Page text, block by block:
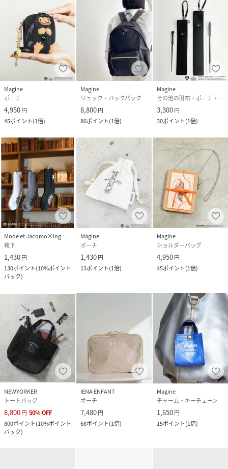
Magine
ポーチ
4,950円
45ポイント(1倍)
Magine
リュック・バックパック
8,800円
80ポイント(1倍)
Magine
その他の財布・ポーチ・ケース
3,300円
30ポイント(1倍)
Mode et Jacomo×ing
靴下
1,430円
130ポイント(10%ポイント
バック)
Magine
ポーチ
1,430円
13ポイント(1倍)
Magine
ショルダーバッグ
4,950円
45ポイント(1倍)
NEWYORKER
トートバッグ
8,800円 50%OFF
800ポイント(10%ポイント
バック)
IENA ENFANT
ポーチ
7,480円
68ポイント(1倍)
Magine
チャーム・キーチェーン
1,650円
15ポイント(1倍)